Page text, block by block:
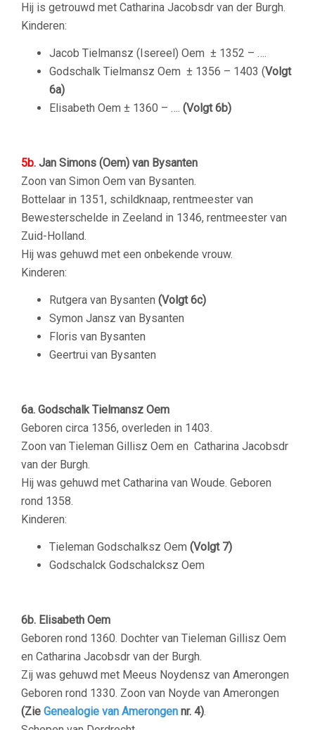
Hij is getrouwd met Catharina Jacobsdr van der Burgh.
Kinderen:
Jacob Tielmansz (Isereel) Oem ± 1352 – ….
Godschalk Tielmansz Oem ± 1356 – 1403 (Volgt
6a)
Elisabeth Oem ± 1360 – …. (Volgt 6b)
5b. Jan Simons (Oem) van Bysanten
Zoon van Simon Oem van Bysanten.
Bottelaar in 1351, schildknaap, rentmeester van
Bewesterschelde in Zeeland in 1346, rentmeester van
Zuid-Holland.
Hij was gehuwd met een onbekende vrouw.
Kinderen:
Rutgera van Bysanten (Volgt 6c)
Symon Jansz van Bysanten
Floris van Bysanten
Geertrui van Bysanten
6a. Godschalk Tielmansz Oem
Geboren circa 1356, overleden in 1403.
Zoon van Tieleman Gillisz Oem en Catharina Jacobsdr
van der Burgh.
Hij was gehuwd met Catharina van Woude. Geboren
rond 1358.
Kinderen:
Tieleman Godschalksz Oem (Volgt 7)
Godschalck Godschalcksz Oem
6b. Elisabeth Oem
Geboren rond 1360. Dochter van Tieleman Gillisz Oem
en Catharina Jacobsdr van der Burgh.
Zij was gehuwd met Meeus Noydensz van Amerongen
Geboren rond 1330. Zoon van Noyde van Amerongen
(Zie Genealogie van Amerongen nr. 4).